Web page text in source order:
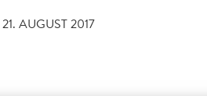
21. AUGUST 2017